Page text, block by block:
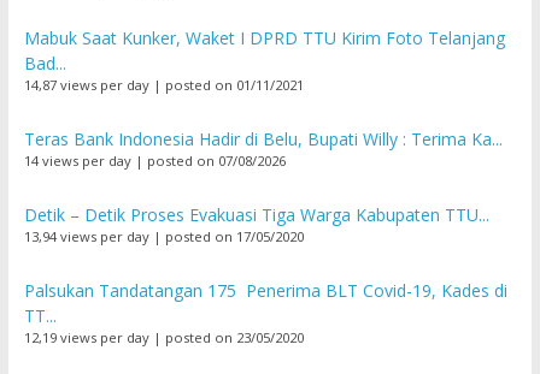
Mabuk Saat Kunker, Waket I DPRD TTU Kirim Foto Telanjang
Bad...
14,87 views per day| posted on 01/11/2021
Teras Bank Indonesia Hadir di Belu, Bupati Willy : Terima Ka...
14 views per day| posted on 07/08/2026
Detik – Detik Proses Evakuasi Tiga Warga Kabupaten TTU...
13,94 views per day| posted on 17/05/2020
Palsukan Tandatangan 175 Penerima BLT Covid-19, Kades di
TT...
12,19 views per day| posted on 23/05/2020